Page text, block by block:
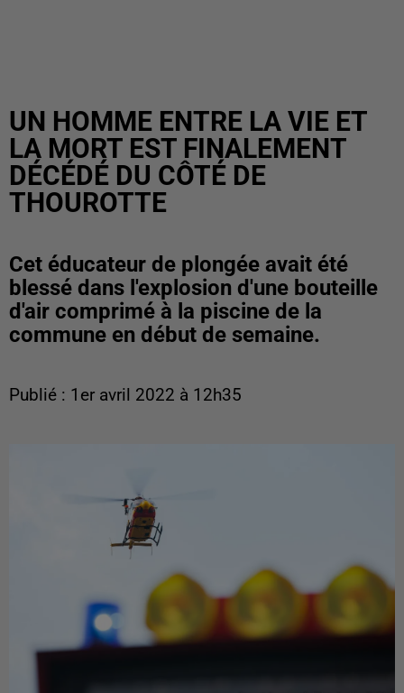
UN HOMME ENTRE LA VIE ET
LA MORT EST FINALEMENT
DÉCÉDÉ DU CÔTÉ DE
THOUROTTE
Cet éducateur de plongée avait été
blessé dans l'explosion d'une bouteille
d'air comprimé à la piscine de la
commune en début de semaine.
Publié : 1er avril 2022 à 12h35